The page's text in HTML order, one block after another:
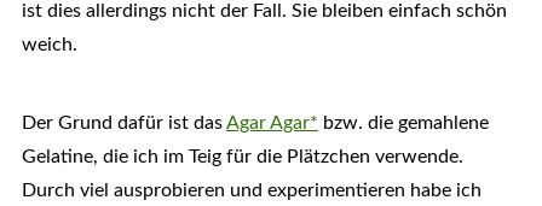
ist dies allerdings nicht der Fall. Sie bleiben einfach schön
weich.
Der Grund dafür ist dasAgar Agar* bzw. die gemahlene
Gelatine, die ich im Teig für die Plätzchen verwende.
Durch viel ausprobieren und experimentieren habe ich